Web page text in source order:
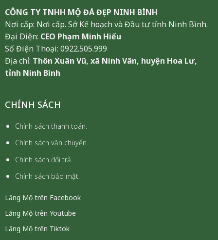
CÔNG TY TNHH MỘ ĐÁ ĐẸP NINH BÌNH
Nơi cấp: Nơi cấp. Sở Kế hoạch và Đầu tư tỉnh Ninh Bình.
Đại Diện: CEO Phạm Minh Hiếu
Số Điện Thoại: 0922.505.999
Địa chỉ: Thôn Xuân Vũ, xã Ninh Vân, huyện Hoa Lư,
tỉnh Ninh Bình
CHÍNH SÁCH
Chính sách thanh toán.
Chính sách vận chuyển.
Chính sách đổi trả.
Chính sách bảo mật.
Lăng Mộ trên Facebook
Lăng Mộ trên Youtube
Lăng Mộ trên Tiktok